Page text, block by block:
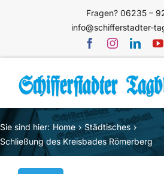
Fragen? 06235 –
info@schifferstadter-
Home
Themen
Blog
Sie sind hier: Home
Städtisches
Schließung des Kreisbades Römerberg